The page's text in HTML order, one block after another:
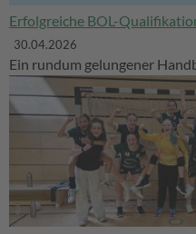
Erfolgreiche BOL-
30.04.2026
Ein rundum gelungener